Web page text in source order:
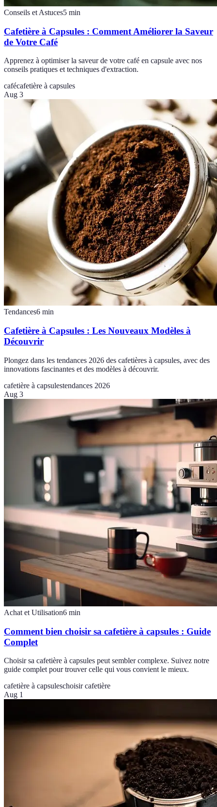
Conseils et Astuces5 min
Cafetière à Capsules : Comment Améliorer la Saveur
de Votre Café
Apprenez à optimiser la saveur de votre café en capsule avec nos
conseils pratiques et techniques d'extraction.
cafécafetière à capsules
Aug 3
Tendances6 min
Cafetière à Capsules : Les Nouveaux Modèles à
Découvrir
Plongez dans les tendances 2026 des cafetières à capsules, avec des
innovations fascinantes et des modèles à découvrir.
cafetière à capsulestendances 2026
Aug 3
Achat et Utilisation6 min
Comment bien choisir sa cafetière à capsules : Guide
Complet
Choisir sa cafetière à capsules peut sembler complexe. Suivez notre
guide complet pour trouver celle qui vous convient le mieux.
cafetière à capsuleschoisir cafetière
Aug 1